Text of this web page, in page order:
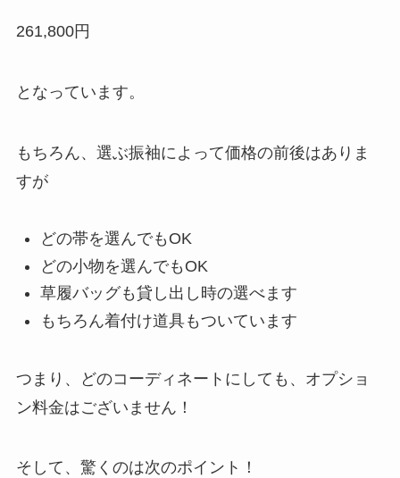
261,800円
となっています。
もちろん、選ぶ振袖によって価格の前後はありま
すが
どの帯を選んでもOK
どの小物を選んでもOK
草履バッグも貸し出し時の選べます
もちろん着付け道具もついています
つまり、どのコーディネートにしても、オプショ
ン料金はございません！
そして、驚くのは次のポイント！